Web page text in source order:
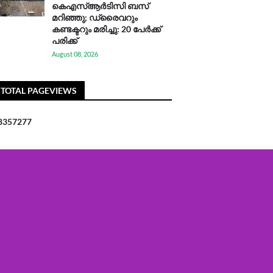
കെഎസ്ആര്‍ടിസി ബസ്
മറിഞ്ഞു; ഡ്രൈവറും
കണ്ടക്ടറും മരിച്ചു: 20 പേര്‍ക്ക്
പരിക്ക്
August 08, 2026
TOTAL PAGEVIEWS
357277